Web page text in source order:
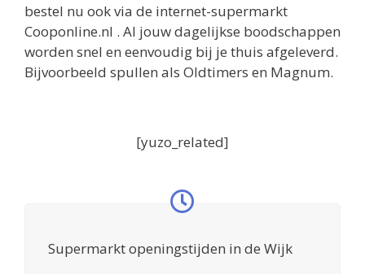
bestel nu ook via de internet-supermarkt
Cooponline.nl . Al jouw dagelijkse boodschappen
worden snel en eenvoudig bij je thuis afgeleverd.
Bijvoorbeeld spullen als Oldtimers en Magnum.
[yuzo_related]
Supermarkt openingstijden in de Wijk